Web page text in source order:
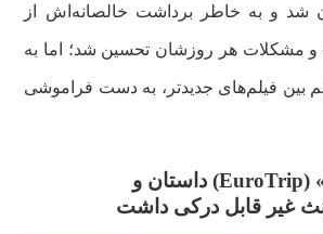
شد و به‌ خاطر برداشت خالصانه‌اش از
و مشکلات هر روزشان تحسین شد؛ اما به‌
بین فیلم‌های جدیدتر، به دست فراموشی
EuroTrip) داستان و
غیر قابل‌ درکی داشت